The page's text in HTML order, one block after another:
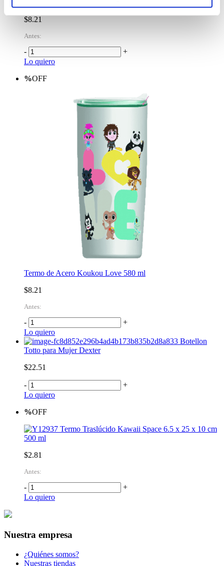
$8.21
Antes:
-
+
Lo quiero
%OFF
Termo de Acero Koukou Love 580 ml
$8.21
Antes:
-
+
Lo quiero
Botellon
Totto para Mujer Dexter
$22.51
-
+
Lo quiero
%OFF
Termo Traslúcido Kawaii Space 6.5 x 25 x 10 cm
500 ml
$2.81
Antes:
-
+
Lo quiero
Nuestra empresa
¿Quiénes somos?
Nuestras tiendas